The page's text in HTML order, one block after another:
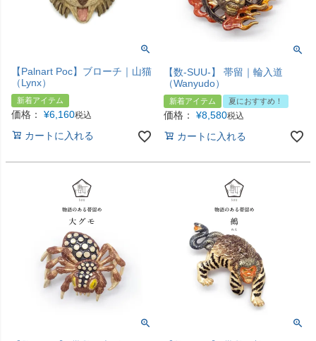
【Palnart Poc】ブローチ｜山猫
（Lynx）
新着アイテム
価格： ¥6,160税込
カートに入れる
【数-SUU-】 帯留｜輪入道
（Wanyudo）
新着アイテム 夏におすすめ！
価格： ¥8,580税込
カートに入れる